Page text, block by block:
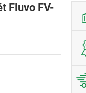
Fluvo FV-